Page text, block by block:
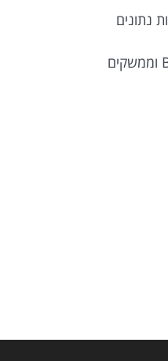
נתונים
• עבודה מול צוותי פיתוח, BI, Data וממשקים